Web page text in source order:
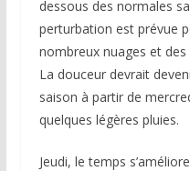
dessous des normales
perturbation est prévue
nombreux nuages et des
La douceur devrait
saison à partir de
quelques légères pluies.
Jeudi, le temps